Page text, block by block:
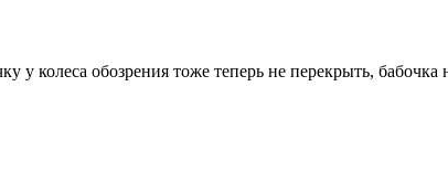
колеса обозрения тоже теперь не перекрыть, бабочка